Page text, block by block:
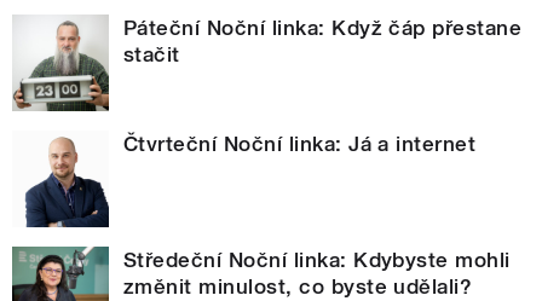
Páteční Noční linka: Když čáp přestane
stačit
Čtvrteční Noční linka: Já a internet
Středeční Noční linka: Kdybyste mohli
změnit minulost, co byste udělali?